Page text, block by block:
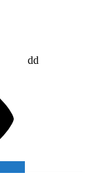
dd